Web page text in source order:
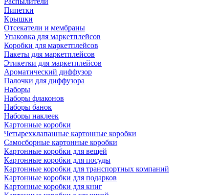
Пипетки
Крышки
Отсекатели и мембраны
Упаковка для маркетплейсов
Коробки для маркетплейсов
Пакеты для маркетплейсов
Этикетки для маркетплейсов
Ароматический диффузор
Палочки для диффузора
Наборы
Наборы флаконов
Наборы банок
Наборы наклеек
Картонные коробки
Четырехклапанные картонные коробки
Самосборные картонные коробки
Картонные коробки для вещей
Картонные коробки для посуды
Картонные коробки для транспортных компаний
Картонные коробки для подарков
Картонные коробки для книг